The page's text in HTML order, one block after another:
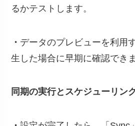
るかテストします。
・ データのプレビューを利用
生した場合に早期に確認できま
同期の実行とスケジューリン